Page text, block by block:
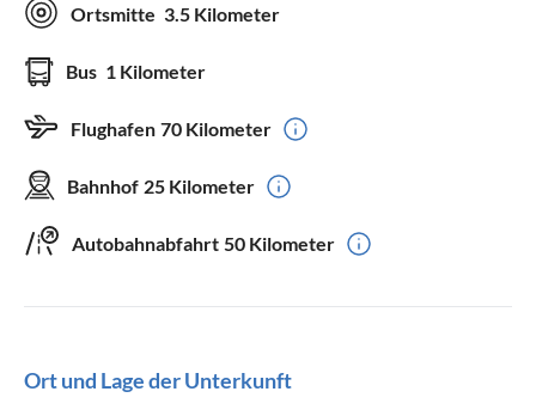
Ortsmitte 3.5 Kilometer
Bus 1 Kilometer
Flughafen 70 Kilometer
Bahnhof 25 Kilometer
Autobahnabfahrt 50 Kilometer
Ort und Lage der Unterkunft